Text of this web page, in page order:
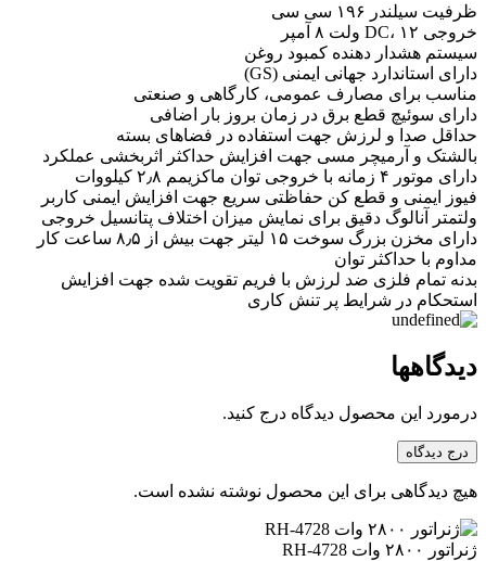
ظرفیت سیلندر ۱۹۶ سی سی
خروجی DC، ۱۲ ولت ۸ آمپر
سیستم هشدار دهنده کمبود روغن
دارای استاندارد جهانی ایمنی (GS)
مناسب برای مصارف عمومی، کارگاهی و صنعتی
دارای سوئیچ قطع برق در زمان بروز بار اضافی
حداقل صدا و لرزش جهت استفاده در فضاهای بسته
بالشتک و آرمیچر مسی جهت افزایش حداکثر اثربخشی عملکرد
دارای موتور ۴ زمانه با خروجی توان ماکزیمم ۲٫۸ کیلووات
فیوز ایمنی و قطع کن حفاظتی سریع جهت افزایش ایمنی کاربر
ولتمتر آنالوگ دقیق برای نمایش میزان اختلاف پتانسیل خروجی
دارای مخزن بزرگ سوخت ۱۵ لیتر جهت بیش از ۸٫۵ ساعت کار
مداوم با حداکثر توان
بدنه تمام فلزی ضد لرزش با فریم تقویت شده جهت افزایش
استحکام در شرایط پر تنش کاری
دیدگاهها
درمورد این محصول دیدگاه درج کنید.
درج دیدگاه
هیچ دیدگاهی برای این محصول نوشته نشده است.
ژنراتور ۲۸۰۰ وات RH-4728